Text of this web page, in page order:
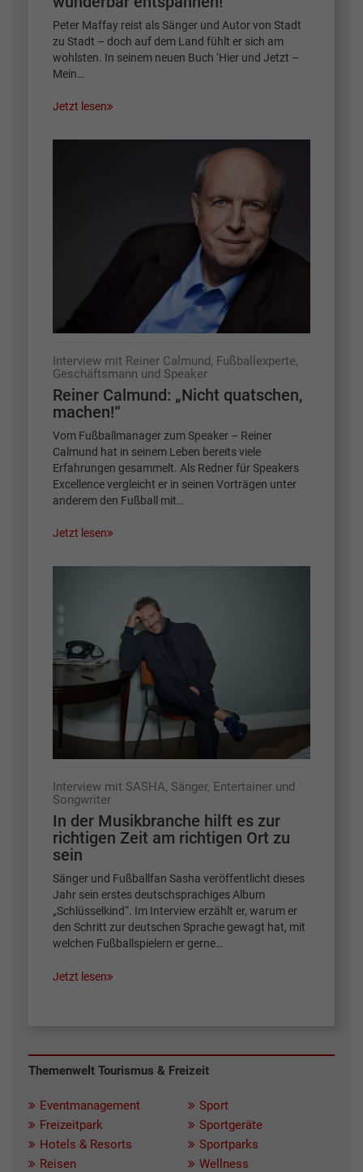
Peter Maffay reist als Sänger und Autor von Stadt
zu Stadt – doch auf dem Land fühlt er sich am
wohlsten. In seinem neuen Buch ‘Hier und Jetzt –
Mein…
Jetzt lesen
Interview mit Reiner Calmund, Fußballexperte,
Geschäftsmann und Speaker
Reiner Calmund: „Nicht quatschen,
machen!“
Vom Fußballmanager zum Speaker – Reiner
Calmund hat in seinem Leben bereits viele
Erfahrungen gesammelt. Als Redner für Speakers
Excellence vergleicht er in seinen Vorträgen unter
anderem den Fußball mit…
Jetzt lesen
Interview mit SASHA, Sänger, Entertainer und
Songwriter
In der Musikbranche hilft es zur
richtigen Zeit am richtigen Ort zu
sein
Sänger und Fußballfan Sasha veröffentlicht dieses
Jahr sein erstes deutschsprachiges Album
„Schlüsselkind“. Im Interview erzählt er, warum er
den Schritt zur deutschen Sprache gewagt hat, mit
welchen Fußballspielern er gerne…
Jetzt lesen
Themenwelt Tourismus & Freizeit
Eventmanagement
Freizeitpark
Hotels & Resorts
Reisen
Sport
Sportgeräte
Sportparks
Wellness